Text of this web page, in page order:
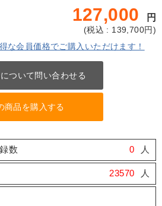
127,000 円
(税込 : 139,700円)
な会員価格でご購入いただけます！
ついて問い合わせる
商品を購入する
数 0 人
23570 人